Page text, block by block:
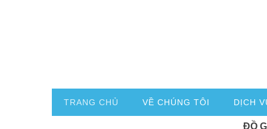
TRANG CHỦ VỀ CHÚNG TÔI DỊCH
ĐỒ